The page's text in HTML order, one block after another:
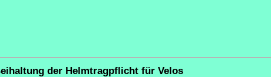
der Helmtragpflicht für Velos